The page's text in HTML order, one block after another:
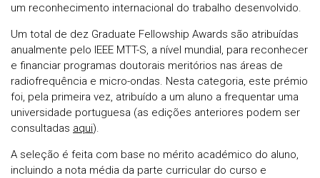
um reconhecimento internacional do trabalho desenvolvido.
Um total de dez Graduate Fellowship Awards são atribuídas
anualmente pelo IEEE MTT-S, a nível mundial, para reconhecer
e financiar programas doutorais meritórios nas áreas de
radiofrequência e micro-ondas. Nesta categoria, este prémio
foi, pela primeira vez, atribuído a um aluno a frequentar uma
universidade portuguesa (as edições anteriores podem ser
consultadas aqui).
A seleção é feita com base no mérito académico do aluno,
incluindo a nota média da parte curricular do curso e